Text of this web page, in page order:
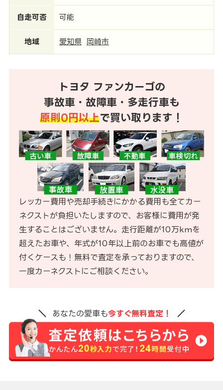
自走可否 可能
地域 愛知県 岡崎市
トヨタ ファンカーゴの
事故車・故障車・多走行車も
原則0円以上で買い取ります！
レッカー費用や売却手続きにかかる費用も全てカー
ネクストが負担いたしますので、お客様に費用が発
生することはございません。走行距離が10万kmを
超えたお車や、年式が10年以上前のお車でも高値が
付くケースも！無料で査定を承っておりますので、
一度カーネクストにご相談ください。
あなたの愛車も今すぐ無料査定！